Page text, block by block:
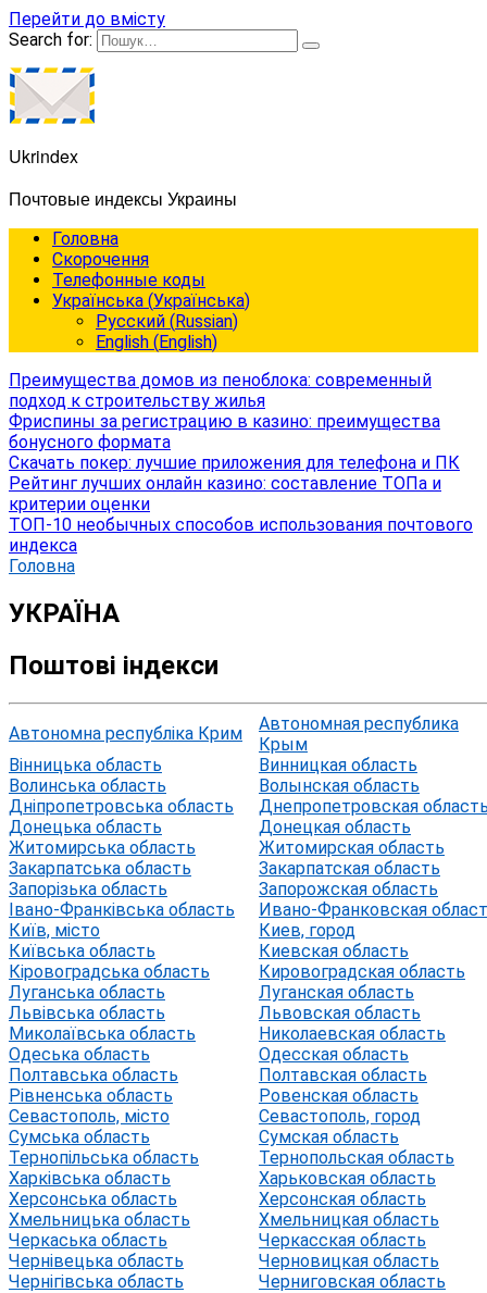
Перейти до вмісту
Search for:
Ukrindex
Почтовые индексы Украины
Головна
Cкорочення
Телефонные коды
Українська (Українська)
Русский (Russian)
English (English)
Преимущества домов из пеноблока: современный
подход к строительству жилья
Фриспины за регистрацию в казино: преимущества
бонусного формата
Скачать покер: лучшие приложения для телефона и ПК
Рейтинг лучших онлайн казино: составление ТОПа и
критерии оценки
ТОП-10 необычных способов использования почтового
индекса
Головна
УКРАЇНА
Поштові індекси
Автономна республіка Крим
Автономная республика
Крым
Вінницька область
Винницкая область
Волинська область
Волынская область
Дніпропетровська область
Днепропетровская
Донецька область
Донецкая область
Житомирська область
Житомирская область
Закарпатська область
Закарпатская область
Запорізька область
Запорожская область
Івано-Франківська область
Ивано-Франковская
Київ, місто
Киев, город
Київська область
Киевская область
Кіровоградська область
Кировоградская область
Луганська область
Луганская область
Львівська область
Львовская область
Миколаївська область
Николаевская область
Одеська область
Одесская область
Полтавська область
Полтавская область
Рівненська область
Ровенская область
Севастополь, місто
Севастополь, город
Сумська область
Сумская область
Тернопільська область
Тернопольская область
Харківська область
Харьковская область
Херсонська область
Херсонская область
Хмельницька область
Хмельницкая область
Черкаська область
Черкасская область
Чернівецька область
Черновицкая область
Чернігівська область
Черниговская область